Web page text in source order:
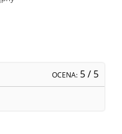
OCENA: 5/ 5